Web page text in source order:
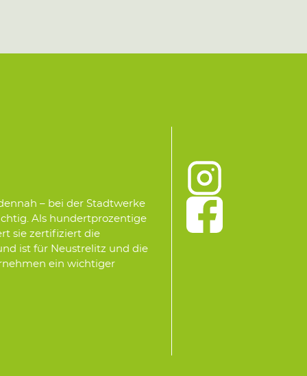
– bei der Stadtwerke
Als hundertprozentige
sie zertifiziert die
ist für Neustrelitz und die
ein wichtiger